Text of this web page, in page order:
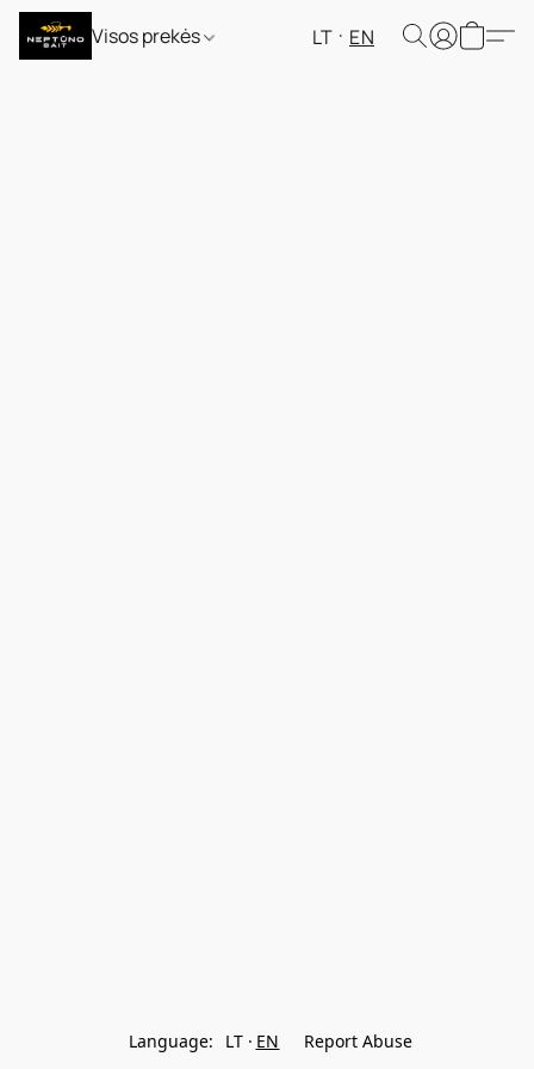
Visos prekės LT EN
Language: LT EN Report Abuse